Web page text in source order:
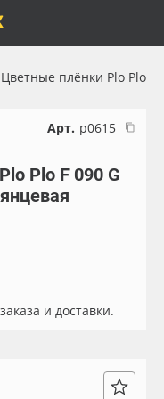
Цветные плёнки Plo Plo
Арт. р0615
Plo F 090 G
и доставки.